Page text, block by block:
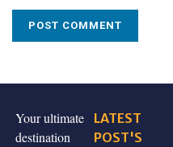
Your ultimate
destination
LATEST
POST'S